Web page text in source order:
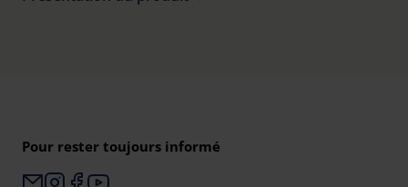
Pour rester toujours informé